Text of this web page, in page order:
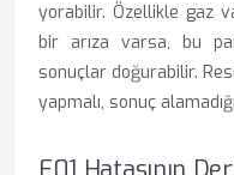
yorabilir. Özellikle gaz
bir arıza varsa, bu
sonuçlar doğurabilir.
yapmalı, sonuç